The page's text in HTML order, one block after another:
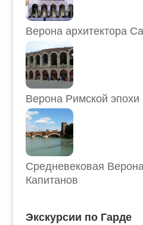
Верона архитектора
Верона Римской эпохи
Средневековая
Капитанов
Экскурсии по Гарде